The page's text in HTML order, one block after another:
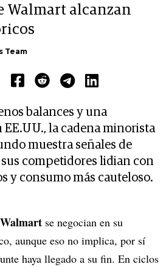
Walmart alcanzan
Team
balances y una
EE.UU., la cadena minorista
muestra señales de
competidores lidian con
y consumo más cauteloso.
se negocian en su
aunque eso no implica, por sí
haya llegado a su fin. En ciclos